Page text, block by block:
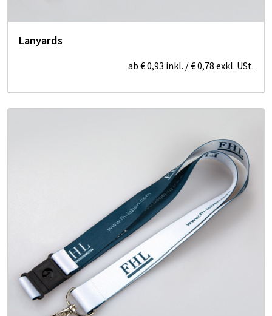
Lanyards
ab € 0,93 inkl. /€ 0,78 exkl. USt.